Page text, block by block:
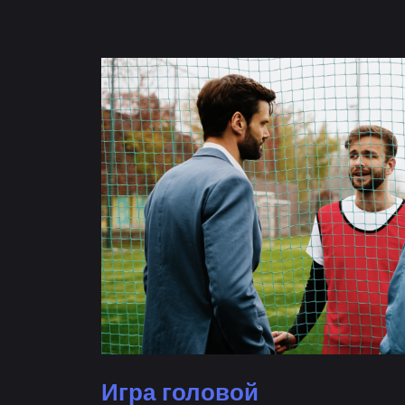
Игра головой